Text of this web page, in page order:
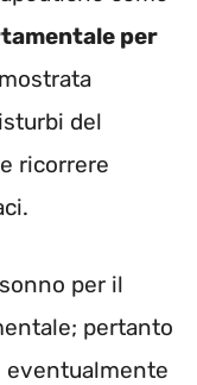
per
del
ricorrere
per il
pertanto
eventualmente